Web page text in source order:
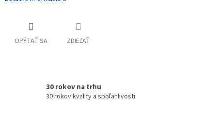
OPÝTAŤ SA ZDIEĽAŤ
30 rokov na trhu
30 rokov kvality a spoľahlivosti